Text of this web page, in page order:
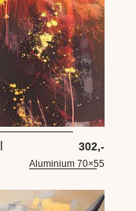
302,-
Aluminium 70×55